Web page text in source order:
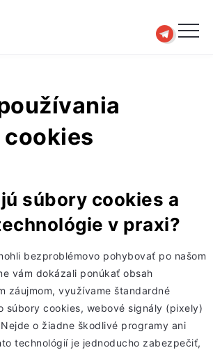
súbory cookies a
v praxi?
bezproblémovo pohybovať po našom
vám dokázali ponúkať obsah
záujmom, využívame štandardné
súbory cookies, webové signály (pixely)
o žiadne škodlivé programy ani
technológií je jednoducho zabezpečiť,